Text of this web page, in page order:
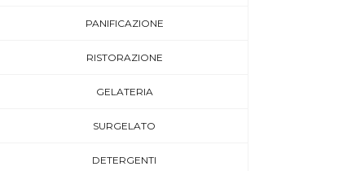
PANIFICAZIONE
RISTORAZIONE
GELATERIA
SURGELATO
DETERGENTI